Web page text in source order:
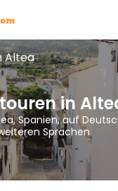
Altea
in
Spanien, auf
Sprachen